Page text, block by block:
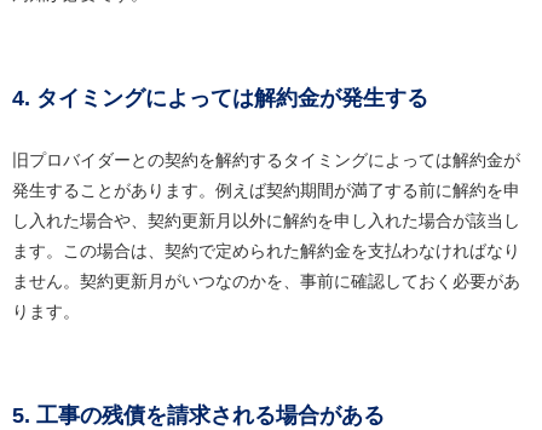
4. タイミングによっては解約金が発生する
旧プロバイダーとの契約を解約するタイミングによっては解約金が
発生することがあります。例えば契約期間が満了する前に解約を申
し入れた場合や、契約更新月以外に解約を申し入れた場合が該当し
ます。この場合は、契約で定められた解約金を支払わなければなり
ません。契約更新月がいつなのかを、事前に確認しておく必要があ
ります。
5. 工事の残債を請求される場合がある